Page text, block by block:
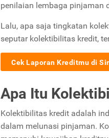
penilaian lembaga pinjaman
Lalu, apa saja tingkatan
seputar kolektibilitas kredit,
Cek Laporan Kreditmu di
Apa Itu
Kolektibilitas kredit adalah
dalam melunasi pinjaman.